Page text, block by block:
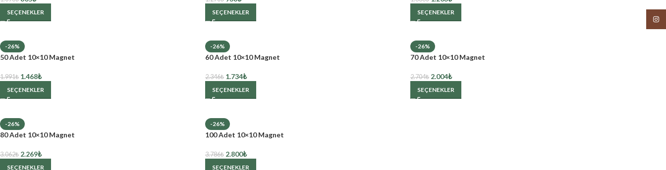
SEÇENEKLER SEÇENEKLER SEÇENEKLER
-26%
50 Adet 10×10 Magnet
1.991₺ 1.468₺
SEÇENEKLER
-26%
60 Adet 10×10 Magnet
2.346₺ 1.734₺
SEÇENEKLER
-26%
70 Adet 10×10 Magnet
2.704₺ 2.004₺
SEÇENEKLER
-26%
80 Adet 10×10 Magnet
3.062₺ 2.269₺
SEÇENEKLER
-26%
100 Adet 10×10 Magnet
3.786₺ 2.800₺
SEÇENEKLER